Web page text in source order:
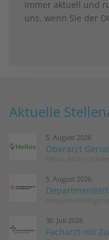
Immer aktuell und
uns, wenn Sie der
Aktuelle
5. August 2026
Oberarzt
5. August 2026
30. Juli 2026
Facharzt mit